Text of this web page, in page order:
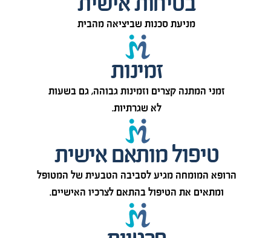
מניעת סכנות שביציאה מהבית
זמינות
זמני המתנה קצרים וזמינות גבוהה, גם בשעות
לא שגרתיות.
טיפול מותאם אישית
הרופא המומחה מגיע לסביבה הטבעית של המטופל
ומתאים את הטיפול בהתאם לצרכיו האישיים.